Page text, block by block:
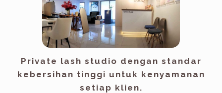
Private lash studio dengan standar
kebersihan tinggi untuk kenyamanan
setiap klien.